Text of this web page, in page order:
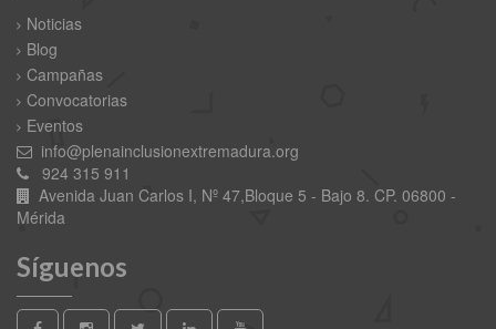
Noticias
Blog
Campañas
Convocatorias
Eventos
info@plenainclusionextremadura.org
924 315 911
Avenida Juan Carlos I, Nº 47,Bloque 5 - Bajo 8. CP. 06800 -
Mérida
Síguenos